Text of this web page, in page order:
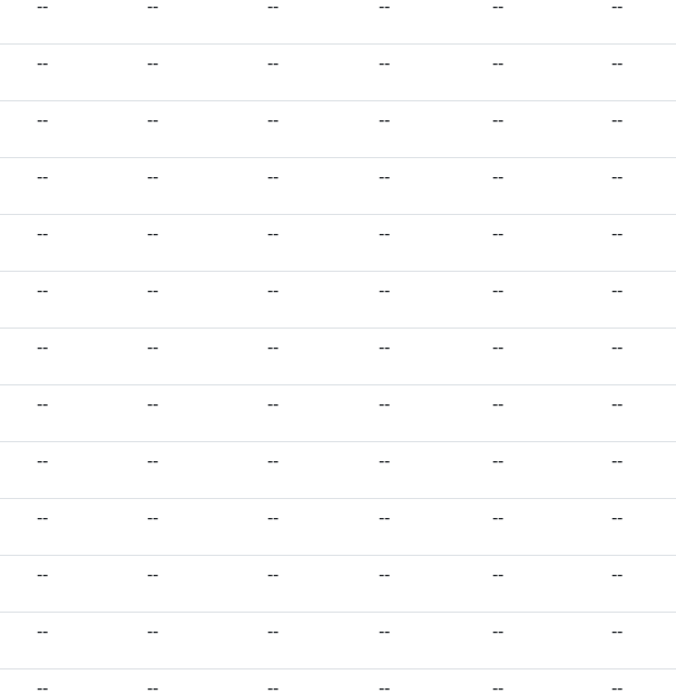
-- -- -- -- -- --
-- -- -- -- -- --
-- -- -- -- -- --
-- -- -- -- -- --
-- -- -- -- -- --
-- -- -- -- -- --
-- -- -- -- -- --
-- -- -- -- -- --
-- -- -- -- -- --
-- -- -- -- -- --
-- -- -- -- -- --
-- -- -- -- -- --
-- -- -- -- -- --